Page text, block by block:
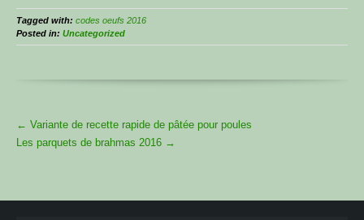
Tagged with: codes oeufs 2016
Posted in: Uncategorized
More
Articles
← Variante de recette rapide de pâtée pour poules
Les parquets de brahmas 2016 →